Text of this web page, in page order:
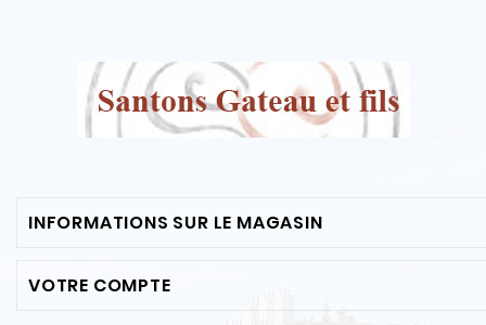
INFORMATIONS SUR LE MAGASIN
VOTRE COMPTE